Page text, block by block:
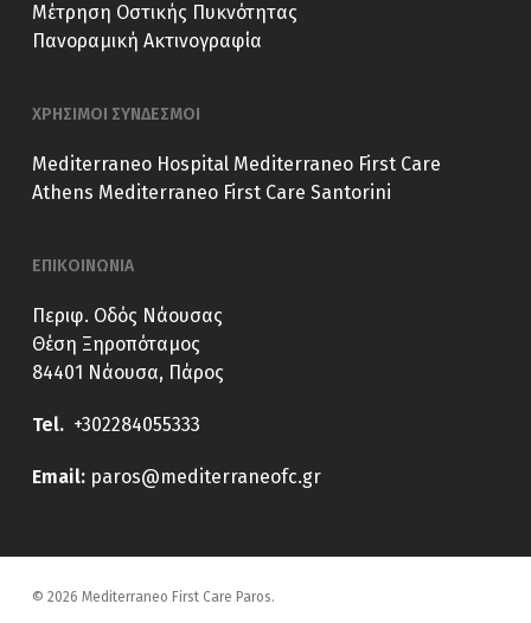
Μέτρηση Οστικής Πυκνότητας
Πανοραμική Ακτινογραφία
ΧΡΗΣΙΜΟΙ ΣΥΝΔΕΣΜΟΙ
Mediterraneo Hospital Mediterraneo First Care
Athens Mediterraneo First Care Santorini
ΕΠΙΚΟΙΝΩΝΙΑ
Περιφ. Οδός Νάουσας
Θέση Ξηροπόταμος
84401 Νάουσα, Πάρος
Tel. +302284055333
Email: paros@mediterraneofc.gr
© 2026 Mediterraneo First Care Paros.